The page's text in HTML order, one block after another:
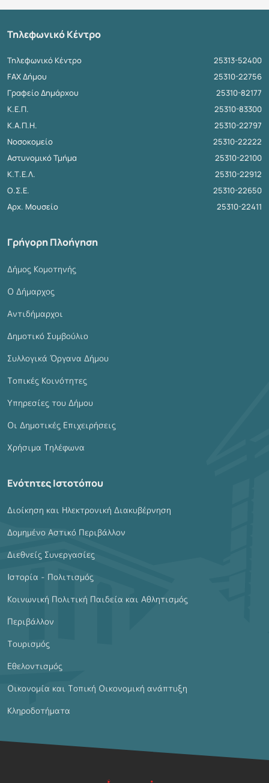
Τηλεφωνικό Κέντρο
Τηλεφωνικό Κέντρο
25313-52400
FAX Δήμου
25310-22756
Γραφείο Δημάρχου
25310-82177
Κ.Ε.Π.
25310-83300
Κ.Α.Π.Η.
25310-22797
Νοσοκομείο
25310-22222
Αστυνομικό Τμήμα
25310-22100
Κ.Τ.Ε.Λ.
25310-22912
Ο.Σ.Ε.
25310-22650
Αρχ. Μουσείο
25310-22411
Γρήγορη Πλοήγηση
Δήμος Κομοτηνής
Ο Δήμαρχος
Αντιδήμαρχοι
Δημοτικό Συμβούλιο
Συλλογικά Όργανα Δήμου
Τοπικές Κοινότητες
Υπηρεσίες του Δήμου
Οι Δημοτικές Επιχειρήσεις
Χρήσιμα Τηλέφωνα
Ενότητες Ιστοτόπου
Διοίκηση και Ηλεκτρονική Διακυβέρνηση
Δομημένο Αστικό Περιβάλλον
Διεθνείς Συνεργασίες
Ιστορία - Πολιτισμός
Κοινωνική Πολιτική Παιδεία και Αθλητισμός
Περιβάλλον
Τουρισμός
Εθελοντισμός
Οικονομία και Τοπική Οικονομική ανάπτυξη
Κληροδοτήματα